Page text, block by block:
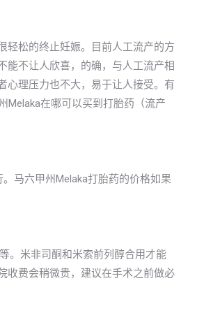
轻松的终止妊娠。目前人工流产的方
能不让人欣喜，的确，与人工流产相
心理压力也不大，易于让人接受。有
Melaka在哪可以买到打胎药（流产
马六甲州Melaka打胎药的价格如果
。米非司酮和米索前列醇合用才能
收费会稍微贵，建议在手术之前做必